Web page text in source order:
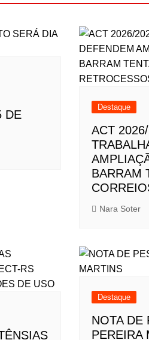
DE
Destaque
ACT
BARRAM
Nara Soter
Destaque
NOTA DE
PEREIRA